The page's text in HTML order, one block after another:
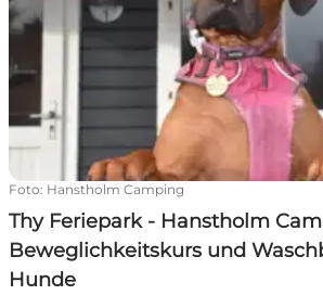
Foto: Hanstholm Camping
Thy Feriepark - Hanstholm
Beweglichkeitskurs und
Hunde